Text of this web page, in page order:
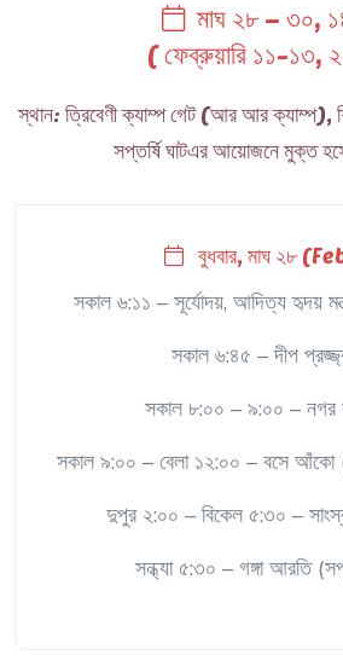
মাঘ ২৮ – ৩০,
( ফেব্রুয়ারি ১১-১৩,
স্থান: ত্রিবেণী ক্যাম্প গেট (আর আর ক্যাম্প),
সপ্তর্ষি ঘাটএর আয়োজনে মুক্ত
বুধবার, মাঘ ২৮
সকাল ৬:১১ – সূর্যোদয়, আদিত্য হৃদয়
সকাল ৬:৪৫ – দীপ
সকাল ৮:০০ – ৯:০০ – নগর
সকাল ৯:০০ – বেলা ১২:০০ – বসে আঁকো
দুপুর ২:০০ – বিকেল ৫:৩০ –
সন্ধ্যা ৫:৩০ – গঙ্গা আরতি